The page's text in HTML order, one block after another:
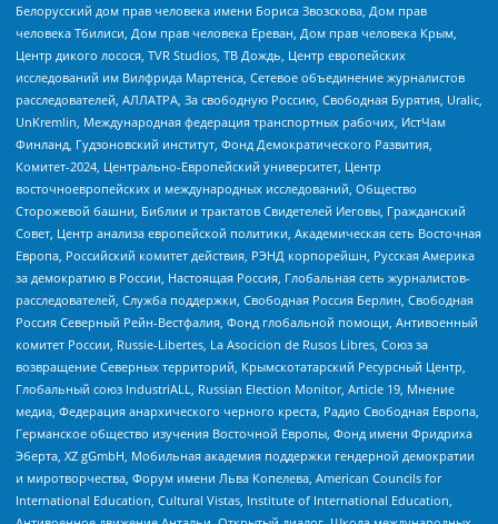
Белорусский дом прав человека имени Бориса Звозскова, Дом прав
человека Тбилиси, Дом прав человека Ереван, Дом прав человека Крым,
Центр дикого лосося, TVR Studios, ТВ Дождь, Центр европейских
исследований им Вилфрида Мартенса, Сетевое объединение журналистов
расследователей, АЛЛАТРА, За свободную Россию, Свободная Бурятия, Uralic,
UnKremlin, Международная федерация транспортных рабочих, ИстЧам
Финланд, Гудзоновский институт, Фонд Демократического Развития,
Комитет-2024, Центрально-Европейский университет, Центр
восточноевропейских и международных исследований, Общество
Сторожевой башни, Библии и трактатов Свидетелей Иеговы, Гражданский
Совет, Центр анализа европейской политики, Академическая сеть Восточная
Европа, Российский комитет действия, РЭНД корпорейшн, Русская Америка
за демократию в России, Настоящая Россия, Глобальная сеть журналистов-
расследователей, Служба поддержки, Свободная Россия Берлин, Свободная
Россия Северный Рейн-Вестфалия, Фонд глобальной помощи, Антивоенный
комитет России, Russie-Libertes, La Asocicion de Rusos Libres, Союз за
возвращение Северных территорий, Крымскотатарский Ресурсный Центр,
Глобальный союз IndustriALL, Russian Election Monitor, Article 19, Мнение
медиа, Федерация анархического черного креста, Радио Свободная Европа,
Германское общество изучения Восточной Европы, Фонд имени Фридриха
Эберта, XZ gGmbH, Мобильная академия поддержки гендерной демократии
и миротворчества, Форум имени Льва Копелева, American Councils for
International Education, Cultural Vistas, Institute of International Education,